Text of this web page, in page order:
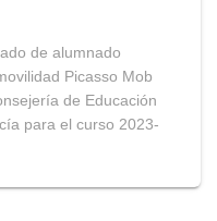
de alumnado
Picasso Mob
de Educación
para el curso 2023-